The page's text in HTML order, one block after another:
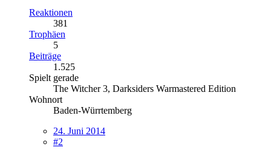
Reaktionen
381
Trophäen
5
Beiträge
1.525
Spielt gerade
The Witcher 3, Darksiders Warmastered Edition
Wohnort
Baden-Würrtemberg
24. Juni 2014
#2